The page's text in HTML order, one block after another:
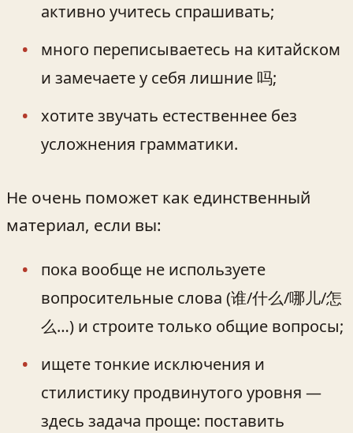
активно учитесь спрашивать;
много переписываетесь на китайском
и замечаете у себя лишние 吗;
хотите звучать естественнее без
усложнения грамматики.
Не очень поможет как единственный
материал, если вы:
пока вообще не используете
вопросительные слова (谁/什么/哪儿/怎
么…) и строите только общие вопросы;
ищете тонкие исключения и
стилистику продвинутого уровня —
здесь задача проще: поставить